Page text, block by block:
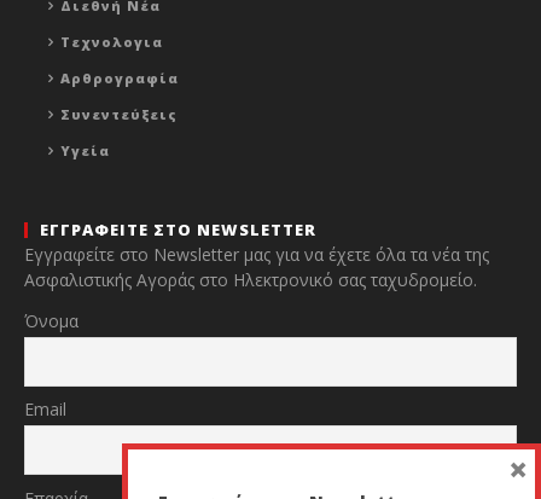
Διεθνή Νέα
Τεχνολογια
Αρθρογραφία
Συνεντεύξεις
Υγεία
ΕΓΓΡΑΦΕΙΤΕ ΣΤΟ NEWSLETTER
Εγγραφείτε στο Newsletter μας για να έχετε όλα τα νέα της
Ασφαλιστικής Αγοράς στο Ηλεκτρονικό σας ταχυδρομείο.
Όνομα
Email
×